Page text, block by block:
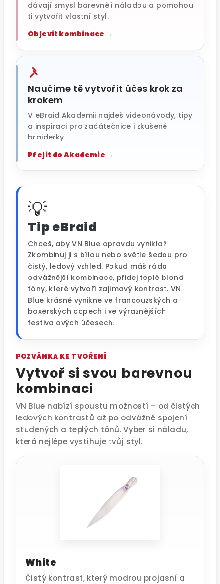
dávají smysl barevně i náladou a pomohou
ti vytvořit vlastní styl.
Objevit kombinace →
Naučíme tě vytvořit účes krok za
krokem
V eBraid Akademii najdeš videonávody, tipy
a inspiraci pro začátečnice i zkušené
braiderky.
Přejít do Akademie →
Tip eBraid
Chceš, aby VN Blue opravdu vynikla?
Zkombinuj ji s bílou nebo světle šedou pro
čistý, ledový vzhled. Pokud máš ráda
odvážnější kombinace, přidej teplé blond
tóny, které vytvoří zajímavý kontrast. VN
Blue krásně vynikne ve francouzských a
boxerských copech i ve výraznějších
festivalových účesech.
POZVÁNKA KE TVOŘENÍ
Vytvoř si svou barevnou
kombinaci
VN Blue nabízí spoustu možností – od čistých
ledových kontrastů až po odvážné spojení
studených a teplých tónů. Vyber si náladu,
která nejlépe vystihuje tvůj styl.
White
Čistý kontrast, který modrou projasní a